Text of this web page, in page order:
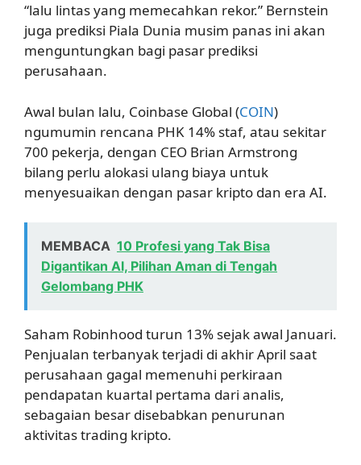
“lalu lintas yang memecahkan rekor.” Bernstein
juga prediksi Piala Dunia musim panas ini akan
menguntungkan bagi pasar prediksi
perusahaan.
Awal bulan lalu, Coinbase Global (COIN)
ngumumin rencana PHK 14% staf, atau sekitar
700 pekerja, dengan CEO Brian Armstrong
bilang perlu alokasi ulang biaya untuk
menyesuaikan dengan pasar kripto dan era AI.
MEMBACA 10 Profesi yang Tak Bisa
Digantikan AI, Pilihan Aman di Tengah
Gelombang PHK
Saham Robinhood turun 13% sejak awal Januari.
Penjualan terbanyak terjadi di akhir April saat
perusahaan gagal memenuhi perkiraan
pendapatan kuartal pertama dari analis,
sebagaian besar disebabkan penurunan
aktivitas trading kripto.